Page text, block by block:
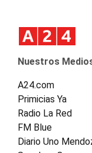
Nuestros
A24.com
Primicias Ya
Radio La Red
FM Blue
Diario Uno